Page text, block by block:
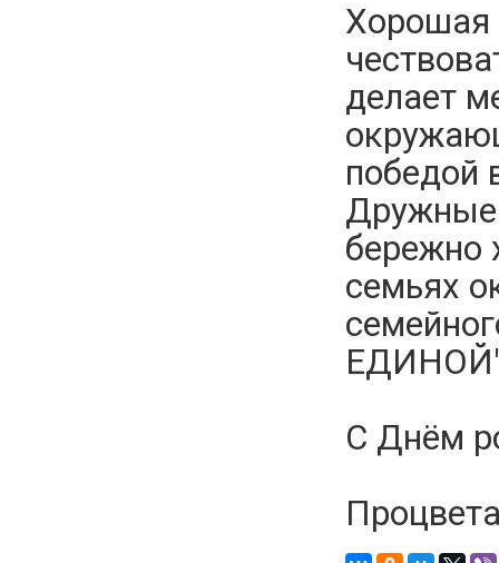
Хорошая
делает
победой
Дружные
бережно
семьях
С Днём